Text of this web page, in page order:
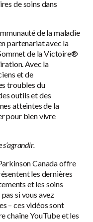
de soins dans
de la maladie
partenariat avec la
de la Victoire®
Avec la
et de
troubles du
outils et des
atteintes de la
pour bien vivre
Canada offre
les dernières
et les soins
si vous avez
– ces vidéos sont
chaîne YouTube et les